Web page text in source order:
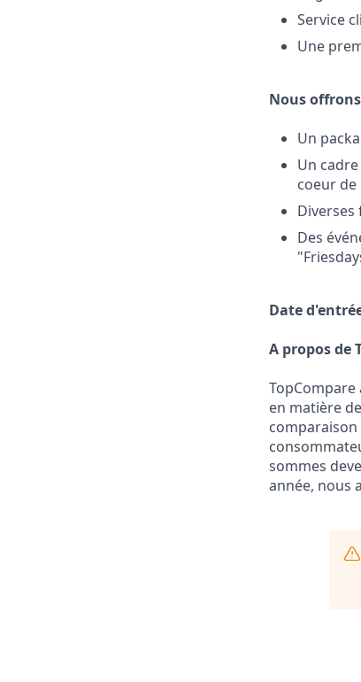
Service
Une
Nous offrons
Un
Un
coeur de
Des
Date
A propos de
en matière
sommes
année, nous